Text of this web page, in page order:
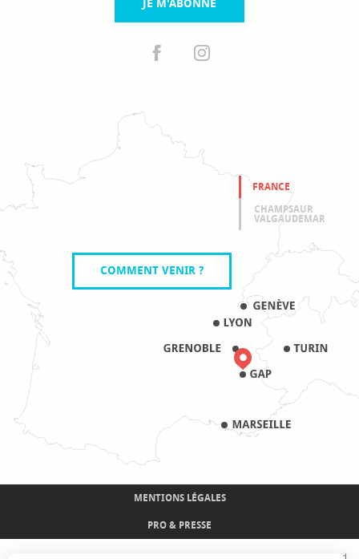
JE M'ABONNE
FRANCE
CHAMPSAUR
VALGAUDEMAR
COMMENT VENIR ?
MENTIONS LÉGALES
PRO & PRESSE